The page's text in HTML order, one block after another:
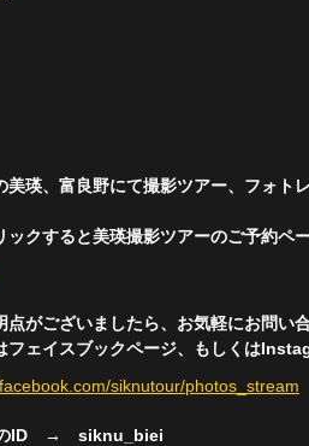
美瑛、富良野にて撮影ツアー、フォト
ックすると美瑛撮影ツアーのご予約ペ
点がございましたら、お気軽にお問い
フェイスブックページ、もしくは
siknutour/photos_stream
のID → siknu_biei